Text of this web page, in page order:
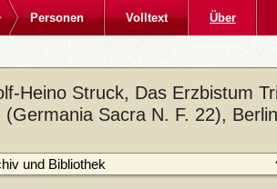
Personen Volltext Über
Heino Struck, Das Erzbistum
(Germania Sacra N. F. 22),